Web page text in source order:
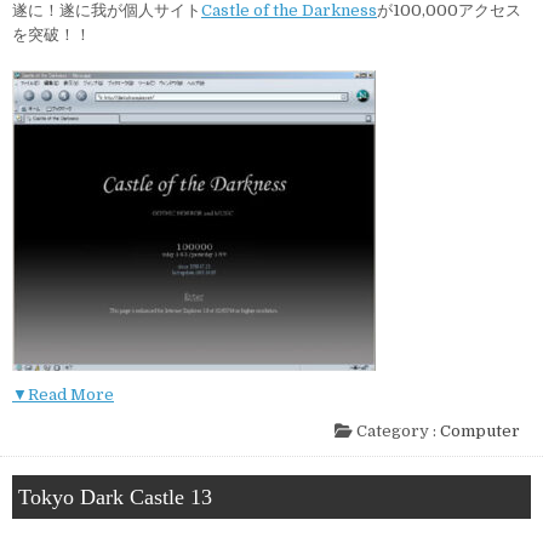
遂に！遂に我が個人サイト Castle of the Darknessが100,000アクセス
を突破！！
▼Read More
Category : Computer
Tokyo Dark Castle 13